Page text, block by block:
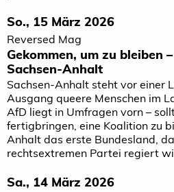
So., 15 März 2026
Reversed Mag
Gekommen, um zu bleiben
Sachsen-Anhalt
Sachsen-Anhalt steht vor einer
Ausgang queere Menschen im
AfD liegt in Umfragen vorn –
fertigbringen, eine Koalition zu
Anhalt das erste Bundesland,
rechtsextremen Partei regiert
Sa., 14 März 2026